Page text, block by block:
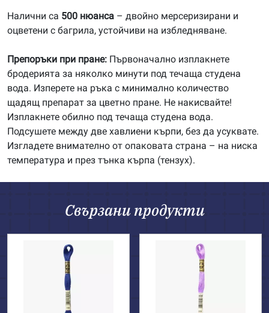
Налични са 500 нюанса – двойно мерсеризирани и
оцветени с багрила, устойчиви на избледняване.
Препоръки при пране: Първоначално изплакнете
бродерията за няколко минути под течаща студена
вода. Изперете на ръка с минимално количество
щадящ препарат за цветно пране. Не накисвайте!
Изплакнете обилно под течаща студена вода.
Подсушете между две хавлиени кърпи, без да усуквате.
Изгладете внимателно от опаковата страна – на ниска
температура и през тънка кърпа (тензух).
Свързани продукти